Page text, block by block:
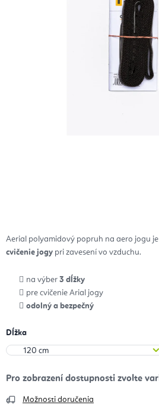
Aerial polyamidový popruh na aero jogu je
cvičenie jogy pri zavesení vo vzduchu.
na výber 3 dĺžky
pre cvičenie Arial jogy
odolný a bezpečný
Dĺžka
Možnosti doručenia